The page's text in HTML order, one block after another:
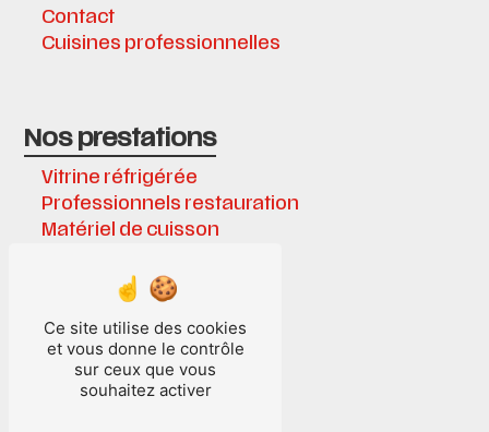
Contact
Cuisines professionnelles
Nos prestations
Vitrine réfrigérée
Professionnels restauration
Matériel de cuisson
Chambre froide
Cuisines professionnelles
Installations frigorifiques
Cave à vin
Ce site utilise des cookies
et vous donne le contrôle
sur ceux que vous
souhaitez activer